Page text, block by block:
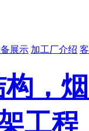
展示 加工厂介绍